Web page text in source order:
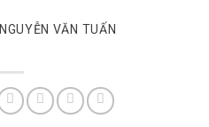
NGUYỄN VĂN TUẤN